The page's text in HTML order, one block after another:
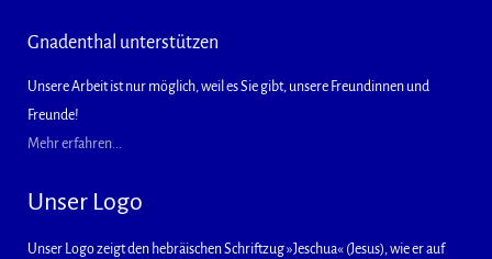
Gnadenthal unterstützen
Unsere Arbeit ist nur möglich, weil es Sie gibt, unsere Freundinnen und
Freunde!
Mehr erfahren...
Unser Logo
Unser Logo zeigt den hebräischen Schriftzug »Jeschua« (Jesus), wie er auf